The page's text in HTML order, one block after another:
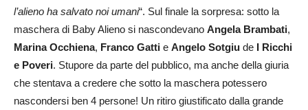
l’alieno ha salvato noi umani“. Sul finale la sorpresa: sotto la
maschera di Baby Alieno si nascondevano Angela Brambati,
Marina Occhiena, Franco Gatti e Angelo Sotgiu de I Ricchi
e Poveri. Stupore da parte del pubblico, ma anche della giuria
che stentava a credere che sotto la maschera potessero
nascondersi ben 4 persone! Un ritiro giustificato dalla grande